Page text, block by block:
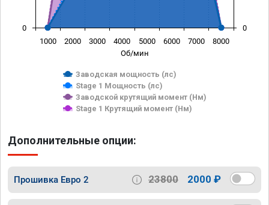
Об/мин
Заводская мощность (лс)
Stage 1 Мощность (лс)
Заводской крутящий момент (Нм)
Stage 1 Крутящий момент (Нм)
1000 2000 3000 4000 5000 6000 7000 8000
0 0
Дополнительные опции:
Прошивка Евро 2 23800 2000 ₽